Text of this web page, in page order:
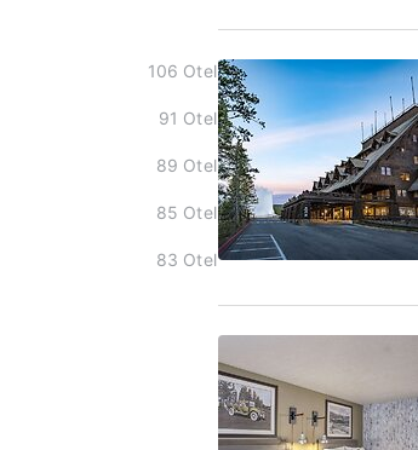
106 Otel
91 Otel
89 Otel
85 Otel
83 Otel